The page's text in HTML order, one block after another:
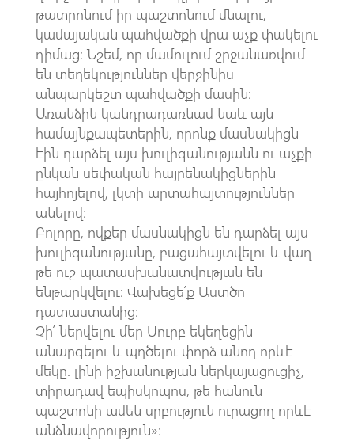
թատրոնում իր պաշտոնում մնալու,
կամայական պահվածքի վրա աչք փակելու
դիմաց: Նշեմ, որ մամուլում շրջանառվում
են տեղեկություններ վերջինիս
անպարկեշտ պահվածքի մասին:
Առանձին կանդրադառնամ նաև այն
համայնքապետերին, որոնք մասնակիցն
էին դարձել այս խուլիգանությանն ու աչքի
ընկան սեփական հայրենակիցներին
հայհոյելով, լկտի արտահայտություններ
անելով:
Բոլորը, ովքեր մասնակիցն են դարձել այս
խուլիգանությանը, բացահայտվելու և վաղ
թե ուշ պատասխանատվության են
ենթարկվելու: Վախեցե՛ք Աստծո
դատաստանից:
Չի՛ ներվելու մեր Սուրբ եկեղեցին
անարգելու և պղծելու փորձ անող որևէ
մեկը. լինի իշխանության ներկայացուցիչ,
տիրադավ եպիսկոպոս, թե հանուն
պաշտոնի ամեն սրբություն ուրացող որևէ
անձնավորություն»: